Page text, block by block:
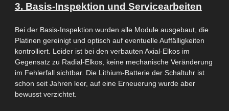
3. Basis-Inspektion und Servicearbeiten
Bei der Basis-Inspektion wurden alle Module ausgebaut, die
Platinen gereinigt und optisch auf eventuelle Auffälligkeiten
kontrolliert. Leider ist bei den verbauten Axial-Elkosim
Gegensatz zu Radial-Elkos, keine mechanische Veränderung
im Fehlerfall sichtbar. Die Lithium-Batterieder Schaltuhr ist
schon seit Jahren leer, auf eine Erneuerung wurde aber
bewusst verzichtet.